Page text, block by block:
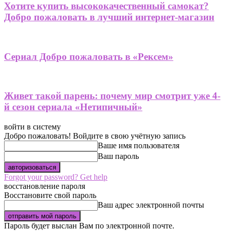
Хотите купить высококачественный самокат?
Добро пожаловать в лучший интернет-магазин
Сериал Добро пожаловать в «Рексем»
Живет такой парень: почему мир смотрит уже 4-
й сезон сериала «Нетипичный»
войти в систему
Добро пожаловать! Войдите в свою учётную запись
Ваше имя пользователя
Ваш пароль
Forgot your password? Get help
восстановление пароля
Восстановите свой пароль
Ваш адрес электронной почты
Пароль будет выслан Вам по электронной почте.